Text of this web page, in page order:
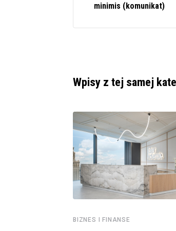
minimis (komunikat)
Wpisy z tej samej
BIZNES I FINANSE